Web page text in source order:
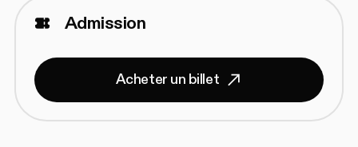
Admission
Acheter un billet